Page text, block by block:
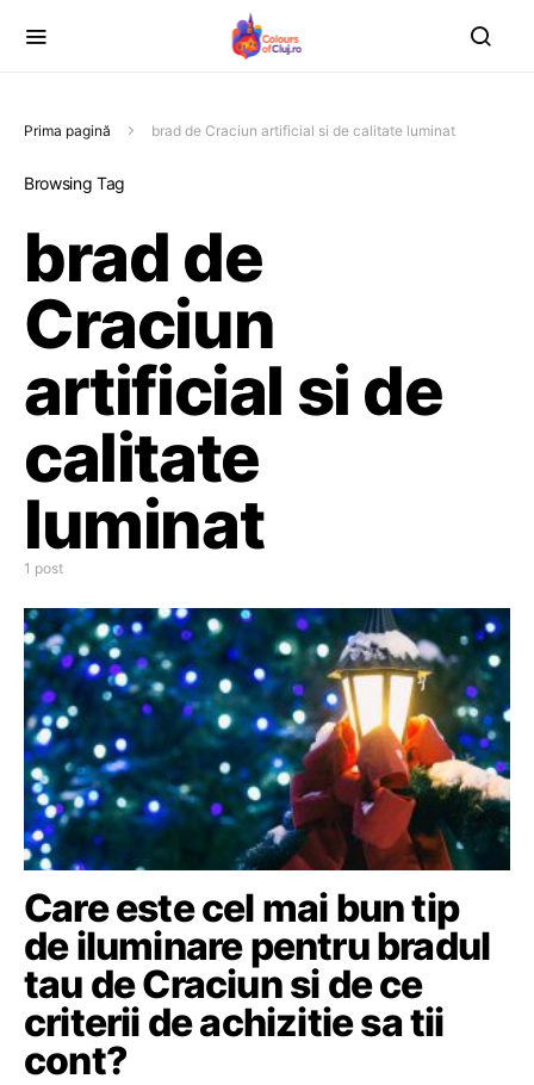
Prima pagină brad de Craciun artificial si de calitate luminat
Browsing Tag
brad de
Craciun
artificial si de
calitate
luminat
1 post
Care este cel mai bun tip
de iluminare pentru bradul
tau de Craciun si de ce
criterii de achizitie sa tii
cont?